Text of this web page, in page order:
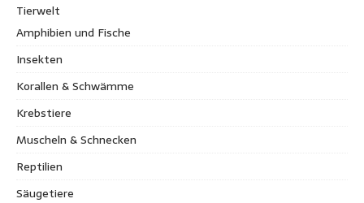
Tierwelt
Amphibien und Fische
Insekten
Korallen & Schwämme
Krebstiere
Muscheln & Schnecken
Reptilien
Säugetiere